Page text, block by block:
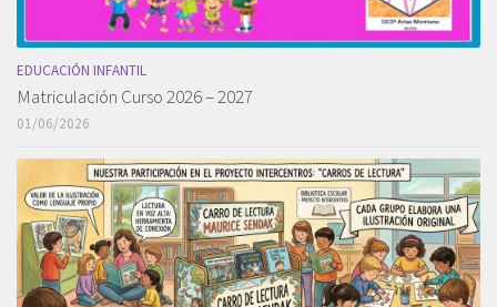
EDUCACIÓN INFANTIL
Matriculación Curso 2026 – 2027
01/06/2026